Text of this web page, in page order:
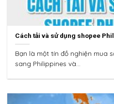
Cách tải và sử dụng shopee
Bạn là một tín đồ nghiện mua
sang Philippines và...